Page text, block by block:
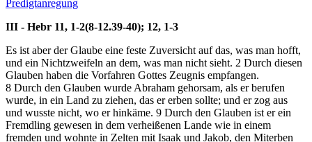
Predigtanregung
III - Hebr 11, 1-2(8-12.39-40); 12, 1-3
Es ist aber der Glaube eine feste Zuversicht auf das, was man hofft,
und ein Nichtzweifeln an dem, was man nicht sieht. 2 Durch diesen
Glauben haben die Vorfahren Gottes Zeugnis empfangen.
8 Durch den Glauben wurde Abraham gehorsam, als er berufen
wurde, in ein Land zu ziehen, das er erben sollte; und er zog aus
und wusste nicht, wo er hinkäme. 9 Durch den Glauben ist er ein
Fremdling gewesen in dem verheißenen Lande wie in einem
fremden und wohnte in Zelten mit Isaak und Jakob, den Miterben